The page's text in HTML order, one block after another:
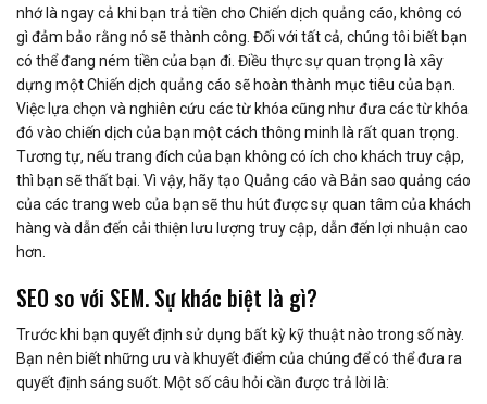
nhớ là ngay cả khi bạn trả tiền cho Chiến dịch quảng cáo, không có
gì đảm bảo rằng nó sẽ thành công. Đối với tất cả, chúng tôi biết bạn
có thể đang ném tiền của bạn đi. Điều thực sự quan trọng là xây
dựng một Chiến dịch quảng cáo sẽ hoàn thành mục tiêu của bạn.
Việc lựa chọn và nghiên cứu các từ khóa cũng như đưa các từ khóa
đó vào chiến dịch của bạn một cách thông minh là rất quan trọng.
Tương tự, nếu trang đích của bạn không có ích cho khách truy cập,
thì bạn sẽ thất bại. Vì vậy, hãy tạo Quảng cáo và Bản sao quảng cáo
của các trang web của bạn sẽ thu hút được sự quan tâm của khách
hàng và dẫn đến cải thiện lưu lượng truy cập, dẫn đến lợi nhuận cao
hơn.
SEO so với SEM. Sự khác biệt là gì?
Trước khi bạn quyết định sử dụng bất kỳ kỹ thuật nào trong số này.
Bạn nên biết những ưu và khuyết điểm của chúng để có thể đưa ra
quyết định sáng suốt. Một số câu hỏi cần được trả lời là: